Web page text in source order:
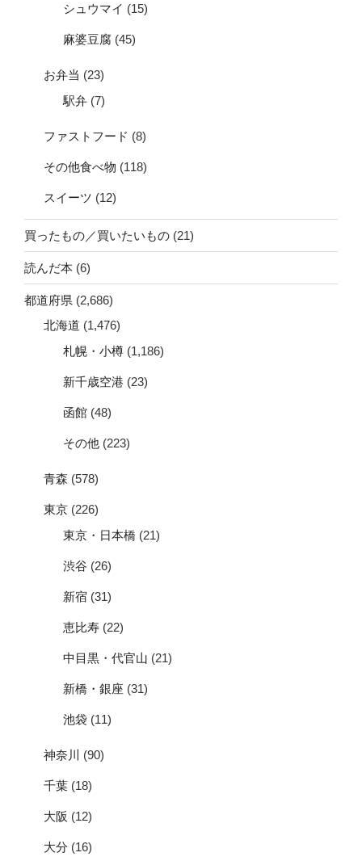
シュウマイ (15)
麻婆豆腐 (45)
お弁当 (23)
駅弁 (7)
ファストフード (8)
その他食べ物 (118)
スイーツ (12)
買ったもの／買いたいもの (21)
読んだ本 (6)
都道府県 (2,686)
北海道 (1,476)
札幌・小樽 (1,186)
新千歳空港 (23)
函館 (48)
その他 (223)
青森 (578)
東京 (226)
東京・日本橋 (21)
渋谷 (26)
新宿 (31)
恵比寿 (22)
中目黒・代官山 (21)
新橋・銀座 (31)
池袋 (11)
神奈川 (90)
千葉 (18)
大阪 (12)
大分 (16)